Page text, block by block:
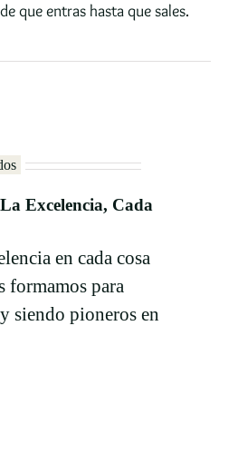
que entras hasta que sales.
Excelencia, Cada
en cada cosa
formamos para
siendo pioneros en